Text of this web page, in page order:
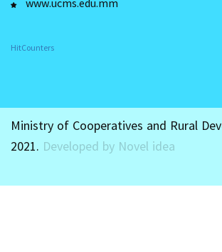
www.ucms.edu.mm
HitCounters
Ministry of Cooperatives and Rural
2021. Developed by Novel idea